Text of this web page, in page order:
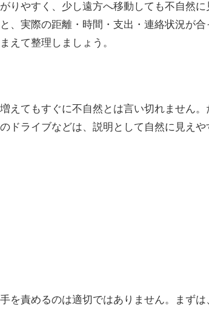
りやすく、少し遠方へ移動しても不自然
、実際の距離・時間・支出・連絡状況が
えて整理しましょう。
てもすぐに不自然とは言い切れません。
ライブなどは、説明として自然に見えや
を責めるのは適切ではありません。まず